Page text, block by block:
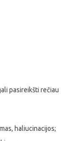
pasireikšti rečiau
haliucinacijos;